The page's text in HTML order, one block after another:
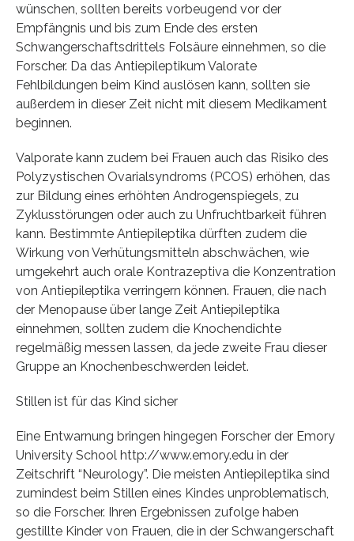
wünschen, sollten bereits vorbeugend vor der
Empfängnis und bis zum Ende des ersten
Schwangerschaftsdrittels Folsäure einnehmen, so die
Forscher. Da das Antiepileptikum Valorate
Fehlbildungen beim Kind auslösen kann, sollten sie
außerdem in dieser Zeit nicht mit diesem Medikament
beginnen.
Valporate kann zudem bei Frauen auch das Risiko des
Polyzystischen Ovarialsyndroms (PCOS) erhöhen, das
zur Bildung eines erhöhten Androgenspiegels, zu
Zyklusstörungen oder auch zu Unfruchtbarkeit führen
kann. Bestimmte Antiepileptika dürften zudem die
Wirkung von Verhütungsmitteln abschwächen, wie
umgekehrt auch orale Kontrazeptiva die Konzentration
von Antiepileptika verringern können. Frauen, die nach
der Menopause über lange Zeit Antiepileptika
einnehmen, sollten zudem die Knochendichte
regelmäßig messen lassen, da jede zweite Frau dieser
Gruppe an Knochenbeschwerden leidet.
Stillen ist für das Kind sicher
Eine Entwarnung bringen hingegen Forscher der Emory
University School http://www.emory.edu in der
Zeitschrift “Neurology”. Die meisten Antiepileptika sind
zumindest beim Stillen eines Kindes unproblematisch,
so die Forscher. Ihren Ergebnissen zufolge haben
gestillte Kinder von Frauen, die in der Schwangerschaft